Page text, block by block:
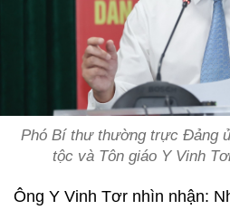
Phó Bí thư thường trực Đảng
tộc và Tôn giáo Y Vinh
Ông Y Vinh Tơr nhìn nhận: